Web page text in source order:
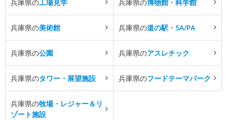
兵庫県の工場見学 兵庫県の博物館・科学館
兵庫県の美術館 兵庫県の道の駅・SA/PA
兵庫県の公園 兵庫県のアスレチック
兵庫県のタワー・展望施設 兵庫県のフードテーマパーク
兵庫県の牧場・レジャー＆リ
ゾート施設